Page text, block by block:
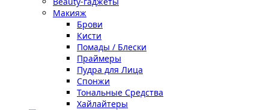
Макияж
Брови
Кисти
Помады / Блески
Праймеры
Пудра для Лица
Спонжи
Тональные Средства
Хайлайтеры